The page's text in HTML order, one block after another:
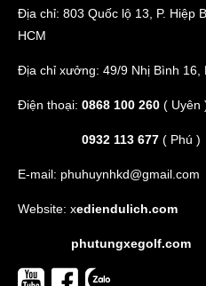
Địa chỉ: 803 Quốc lộ 13, P. Hiệp
HCM
Địa chỉ xưởng: 49/9 Nhị Bình 16,
Điện thoại: 0868 100 260 ( Uyên
0932 113 677 ( Phú )
E-mail: phuhuynhkd@gmail.com
Website: xediendulich.com
phutungxegolf.com